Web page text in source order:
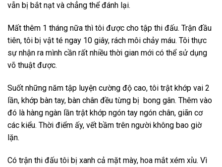
vẫn bị bắt nạt và chẳng thể đánh lại.
Mất thêm 1 tháng nữa thì tôi được cho tập thi đấu. Trận đầu
tiên, tôi bị vật té ngay 10 giây, rách môi chảy máu. Tôi thực
sự nhận ra mình cần rất nhiều thời gian mới có thể sử dụng
võ thuật được.
Suốt những năm tập luyện cường độ cao, tôi trật khớp vai 2
lần, khớp bàn tay, bàn chân đều từng bị bong gân. Thêm vào
đó là hàng ngàn lần trật khớp ngón tay ngón chân, giãn cơ
các kiểu. Thời điểm ấy, vết bầm trên người không bao giờ
lặn.
Có trận thi đấu tôi bị xanh cả mặt mày, hoa mắt xém xỉu. Vì